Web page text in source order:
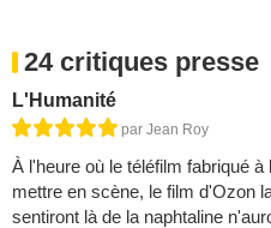
24 critiques presse
L'Humanité
par Jean Roy
À l'heure où le téléfilm fabriqué
mettre en scène, le film d'Ozon
sentiront là de la naphtaline